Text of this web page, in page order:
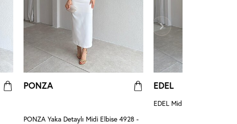
PONZA
PONZA Yaka Detaylı Midi Elbise 4928 -
EDEL
EDEL Midi Elbise 4103 -